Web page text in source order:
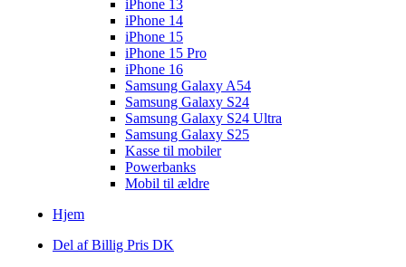
iPhone 13
iPhone 14
iPhone 15
iPhone 15 Pro
iPhone 16
Samsung Galaxy A54
Samsung Galaxy S24
Samsung Galaxy S24 Ultra
Samsung Galaxy S25
Kasse til mobiler
Powerbanks
Mobil til ældre
Hjem
Del af Billig Pris DK